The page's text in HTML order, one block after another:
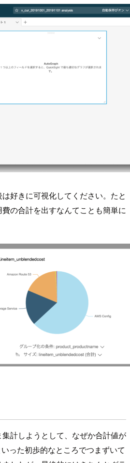
好きに可視化してください。たと
の合計を出すなんてことも簡単に
計しようとして、なぜか合計値が
った初歩的なところでつまずいて